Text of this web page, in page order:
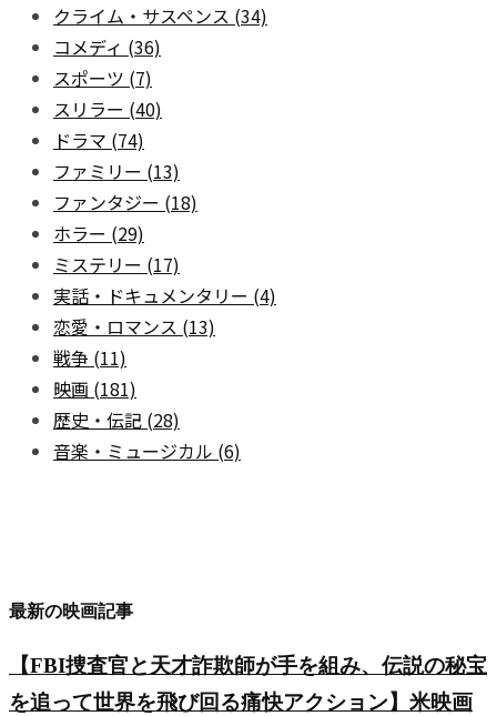
クライム・サスペンス (34)
コメディ (36)
スポーツ (7)
スリラー (40)
ドラマ (74)
ファミリー (13)
ファンタジー (18)
ホラー (29)
ミステリー (17)
実話・ドキュメンタリー (4)
恋愛・ロマンス (13)
戦争 (11)
映画 (181)
歴史・伝記 (28)
音楽・ミュージカル (6)
最新の映画記事
【FBI捜査官と天才詐欺師が手を組み、伝説の秘宝
を追って世界を飛び回る痛快アクション】米映画